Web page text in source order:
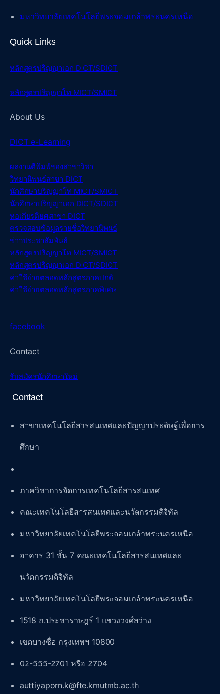
มหาวิทยาลัยเทคโนโลยีพระจอมเกล้าพระนครเหนือ
Quick Links
หลักสูตรปริญญาเอก DICT/SDICT
หลักสูตรปริญญาโท MICT/SMICT
About Us
DICT e-Learning
ผลงานตีพิมพ์ของสาขาวิชา
วิทยานิพนธ์สาขา DICT
นักศึกษาปริญญาโท MICT/SMICT
นักศึกษาปริญญาเอก DICT/SDICT
หอเกียรติยศสาขา DICT
ตรวจสอบข้อมูลรายชื่อวิทยานิพนธ์
ข่าวประชาสัมพันธ์
หลักสูตรปริญญาโท MICT/SMICT
หลักสูตรปริญญาเอก DICT/SDICT
ค่าใช้จ่ายตลอดหลักสูตรภาคปกติ
ค่าใช้จ่ายตลอดหลักสูตรภาคพิเศษ
facebook
Contact
รับสมัครนักศึกษาใหม่
Contact
สาขาเทคโนโลยีสารสนเทศและปัญญาประดิษฐ์เพื่อการ
ศึกษา
ภาควิชาการจัดการเทคโนโลยีสารสนเทศ
คณะเทคโนโลยีสารสนเทศและนวัตกรรมดิจิทัล
มหาวิทยาลัยเทคโนโลยีพระจอมเกล้าพระนครเหนือ
อาคาร 31 ชั้น 7 คณะเทคโนโลยีสารสนเทศและ
นวัตกรรมดิจิทัล
มหาวิทยาลัยเทคโนโลยีพระจอมเกล้าพระนครเหนือ
1518 ถ.ประชาราษฎร์ 1 แขวงวงศ์สว่าง
เขตบางซื่อ กรุงเทพฯ 10800
02-555-2701 หรือ 2704
auttiyaporn.k@fte.kmutmb.ac.th